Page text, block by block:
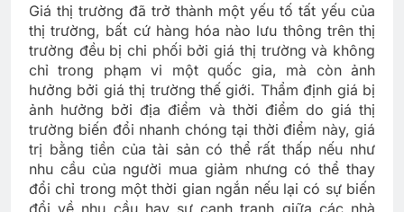
Giá thị trường đã trở thành một yếu tố tất yếu của
thị trường, bất cứ hàng hóa nào lưu thông trên thị
trường đều bị chi phối bởi giá thị trường và không
chỉ trong phạm vi một quốc gia, mà còn ảnh
hưởng bởi giá thị trường thế giới. Thẩm định giá bị
ảnh hưởng bởi địa điểm và thời điểm do giá thị
trường biến đổi nhanh chóng tại thời điểm này, giá
trị bằng tiền của tài sản có thể rất thấp nếu như
nhu cầu của người mua giảm nhưng có thể thay
đổi chỉ trong một thời gian ngắn nếu lại có sự biến
đổi về nhu cầu hay sự cạnh tranh giữa các nhà